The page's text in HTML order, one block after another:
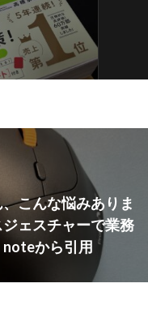
こんな悩みありま
ェスチャーで業務
から引用